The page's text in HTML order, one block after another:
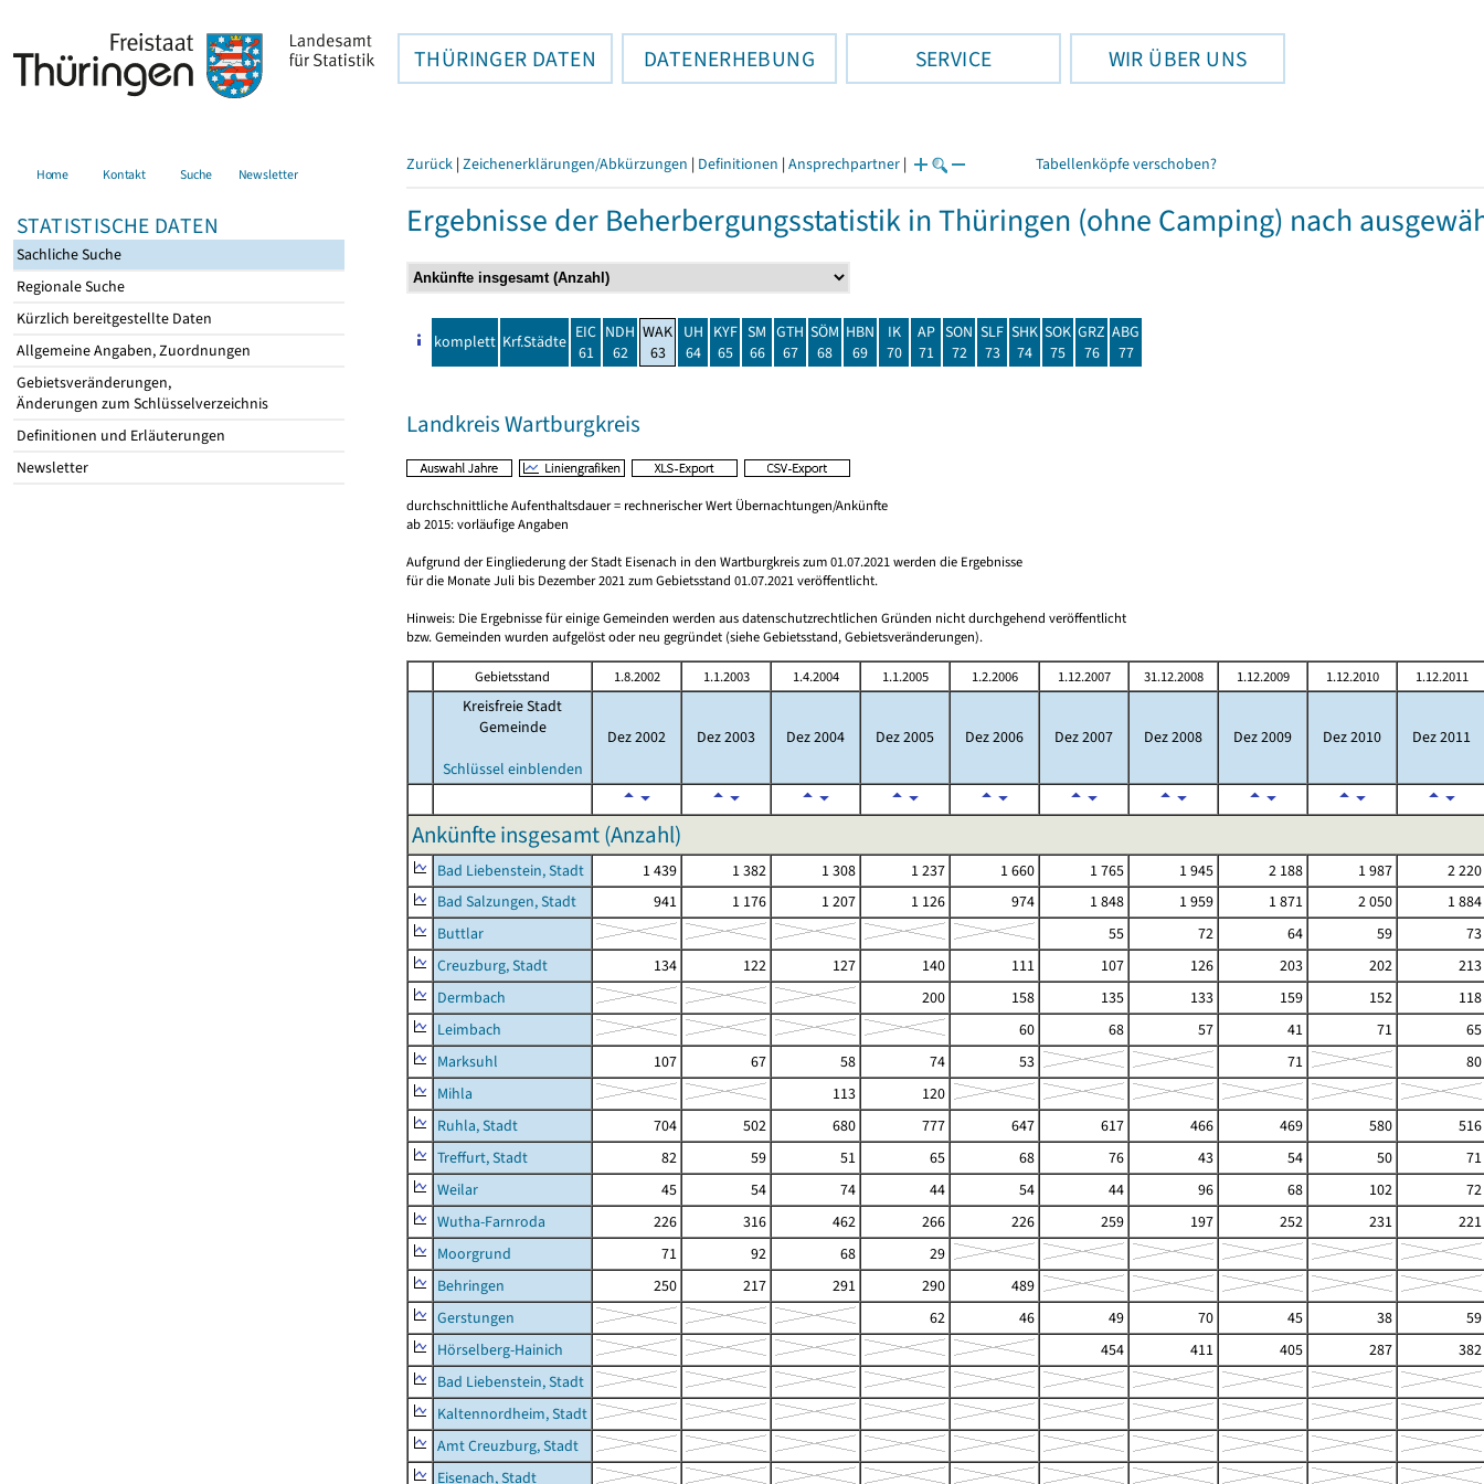
THÜRINGER DATEN DATENERHEBUNG SERVICE WIR ÜBER UNS
Home Kontakt Suche Newsletter
STATISTISCHE DATEN
Sachliche Suche
Regionale Suche
Kürzlich bereitgestellte Daten
Allgemeine Angaben, Zuordnungen
Gebietsveränderungen,
Änderungen zum Schlüsselverzeichnis
Definitionen und Erläuterungen
Newsletter
Zurück | Zeichenerklärungen/Abkürzungen | Definitionen | Ansprechpartner | Tabellenköpfe verschoben?
Ergebnisse der Beherbergungsstatistik in Thüringen (ohne Camping) nach
komplett Krf.Städte EIC
61
NDH
62
WAK
63
UH
64
KYF
65
SM
66
GTH
67
SÖM
68
HBN
69
IK
70
AP
71
SON
72
SLF
73
SHK
74
SOK
75
GRZ
76
ABG
77
Landkreis Wartburgkreis
durchschnittliche Aufenthaltsdauer = rechnerischer Wert Übernachtungen/Ankünfte
ab 2015: vorläufige Angaben
Aufgrund der Eingliederung der Stadt Eisenach in den Wartburgkreis zum 01.07.2021 werden die Ergebnisse
für die Monate Juli bis Dezember 2021 zum Gebietsstand 01.07.2021 veröffentlicht.
Hinweis: Die Ergebnisse für einige Gemeinden werden aus datenschutzrechtlichen Gründen nicht durchgehend veröffentlicht
bzw. Gemeinden wurden aufgelöst oder neu gegründet (siehe Gebietsstand, Gebietsveränderungen).
Gebietsstand 1.8.2002 1.1.2003 1.4.2004 1.1.2005 1.2.2006 1.12.2007 31.12.2008 1.12.2009 1.12.2010 1.12.2011
Kreisfreie Stadt
Gemeinde
Schlüssel einblenden
Dez 2002 Dez 2003 Dez 2004 Dez 2005 Dez 2006 Dez 2007 Dez 2008 Dez 2009 Dez 2010 Dez 2011
Ankünfte insgesamt (Anzahl)
Bad Liebenstein, Stadt 1 439 1 382 1 308 1 237 1 660 1 765 1 945 2 188 1 987
2 220
Bad Salzungen, Stadt
941 1 176 1 207 1 126 974 1 848 1 959 1 871 2 050
1 884
Buttlar
55 72 64 59
73
Creuzburg, Stadt
134 122 127 140 111 107 126 203 202
213
Dermbach
200 158 135 133 159 152
118
Leimbach
60 68 57 41 71
65
Marksuhl
107 67 58 74 53 71
80
Mihla
113
120
Ruhla, Stadt
704 502 680 777 647 617 466 469 580
516
Treffurt, Stadt
82 59 51 65 68 76 43 54 50
71
Weilar
45 54 74 44 54 44 96 68 102
72
Wutha-Farnroda
226 316 462 266 226 259 197 252 231
221
Moorgrund
71 92 68
29
Behringen
250 217 291 290
489
Gerstungen
62 46 49 70 45 38
59
Hörselberg-Hainich
454 411 405 287
382
Bad Liebenstein, Stadt
Kaltennordheim, Stadt
Amt Creuzburg, Stadt
Eisenach, Stadt